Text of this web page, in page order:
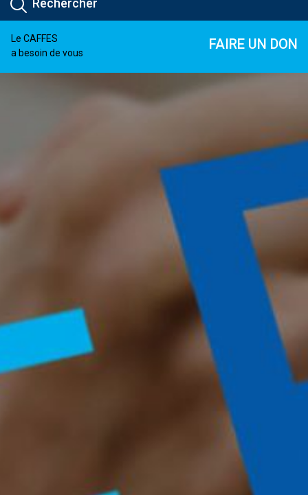
Le CAFFES
a besoin de vous
FAIRE UN DON